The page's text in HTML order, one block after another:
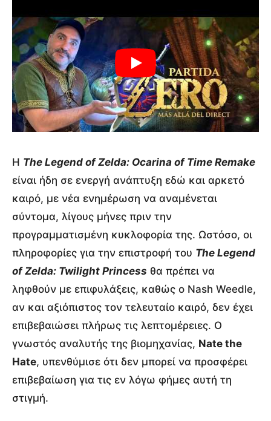
Η The Legend of Zelda: Ocarina of Time Remake
είναι ήδη σε ενεργή ανάπτυξη εδώ και αρκετό
καιρό, με νέα ενημέρωση να αναμένεται
σύντομα, λίγους μήνες πριν την
προγραμματισμένη κυκλοφορία της. Ωστόσο, οι
πληροφορίες για την επιστροφή του The Legend
of Zelda: Twilight Princess θα πρέπει να
ληφθούν με επιφυλάξεις, καθώς ο Nash Weedle,
αν και αξιόπιστος τον τελευταίο καιρό, δεν έχει
επιβεβαιώσει πλήρως τις λεπτομέρειες. Ο
γνωστός αναλυτής της βιομηχανίας, Nate the
Hate, υπενθύμισε ότι δεν μπορεί να προσφέρει
επιβεβαίωση για τις εν λόγω φήμες αυτή τη
στιγμή.